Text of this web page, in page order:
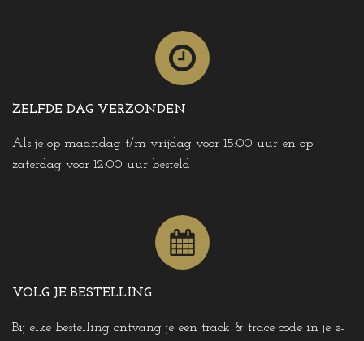
ZELFDE DAG VERZONDEN
Als je op maandag t/m vrijdag voor 15:00 uur en op
zaterdag voor 12:00 uur besteld
VOLG JE BESTELLING
Bij elke bestelling ontvang je een track & trace code in je e-